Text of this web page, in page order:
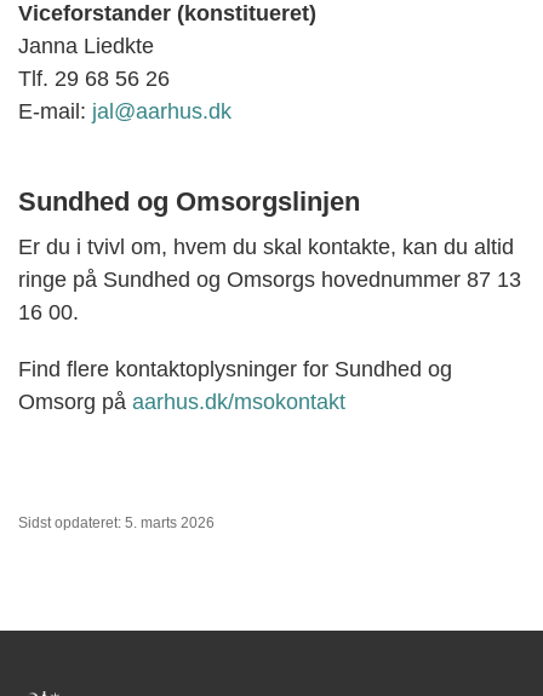
Viceforstander (konstitueret)
Janna Liedkte
Tlf. 29 68 56 26
E-mail: jal@aarhus.dk
Sundhed og Omsorgslinjen
Er du i tvivl om, hvem du skal kontakte, kan du altid
ringe på Sundhed og Omsorgs hovednummer 87 13
16 00.
Find flere kontaktoplysninger for Sundhed og
Omsorg på aarhus.dk/msokontakt
Sidst opdateret: 5. marts 2026